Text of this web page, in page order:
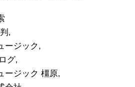
,
ージック,
グ,
ージック 橿原,